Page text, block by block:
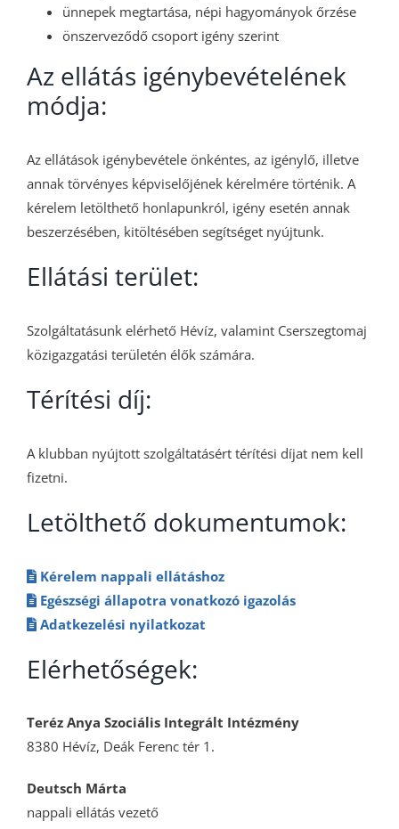
ünnepek megtartása, népi hagyományok őrzése
önszerveződő csoport igény szerint
Az ellátás igénybevételének
módja:
Az ellátások igénybevétele önkéntes, az igénylő, illetve
annak törvényes képviselőjének kérelmére történik. A
kérelem letölthető honlapunkról, igény esetén annak
beszerzésében, kitöltésében segítséget nyújtunk.
Ellátási terület:
Szolgáltatásunk elérhető Hévíz, valamint Cserszegtomaj
közigazgatási területén élők számára.
Térítési díj:
A klubban nyújtott szolgáltatásért térítési díjat nem kell
fizetni.
Letölthető dokumentumok:
Kérelem nappali ellátáshoz
Egészségi állapotra vonatkozó igazolás
Adatkezelési nyilatkozat
Elérhetőségek:
Teréz Anya Szociális Integrált Intézmény
8380 Hévíz, Deák Ferenc tér 1.
Deutsch Márta
nappali ellátás vezető